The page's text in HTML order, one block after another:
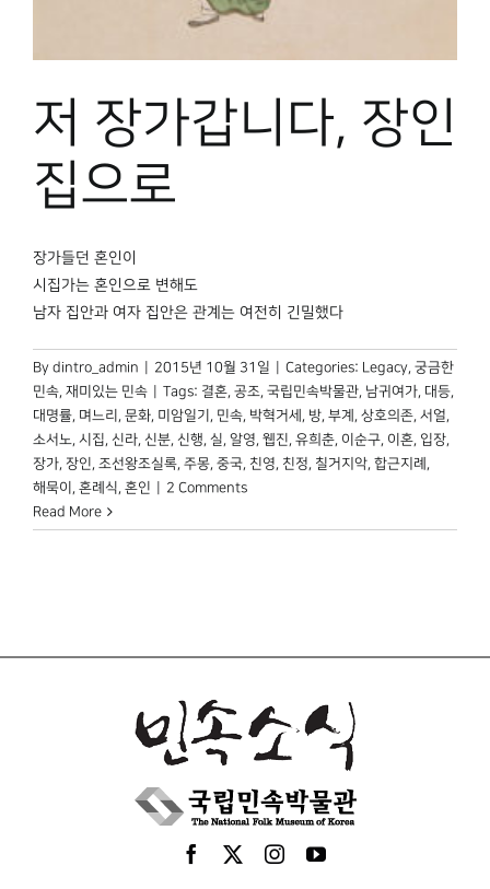
저 장가갑니다, 장인
집으로
장가들던 혼인이
시집가는 혼인으로 변해도
남자 집안과 여자 집안은 관계는 여전히 긴밀했다
By dintro_admin 2015년 10월 31일 Categories: Legacy, 궁금한
민속, 재미있는 민속 Tags: 결혼, 공조, 국립민속박물관, 남귀여가, 대등,
대명률, 며느리 , 문화, 미암일기 , 민속, 박혁거세 , 방, 부계 , 상호의존, 서얼,
소서노, 시집, 신라, 신분, 신행, 실, 알영, 웹진, 유희춘, 이순구, 이혼, 입장,
장가, 장인, 조선왕조실록, 주몽, 중국, 친영, 친정, 칠거지악, 합근지례 ,
해묵이 , 혼례식, 혼인
2 Comments
Read More